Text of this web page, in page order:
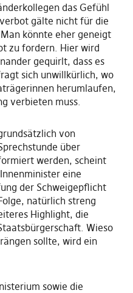
das Gefühl
gälte nicht für die
könnte eher geneigt
zu fordern. Hier wird
gequirlt, dass es
sich unwillkürlich, wo
herumlaufen,
verbieten muss.
von
über
werden, scheint
eine
der Schweigepflicht
natürlich streng
Highlight, die
Wieso
sollte, wird ein
sowie die